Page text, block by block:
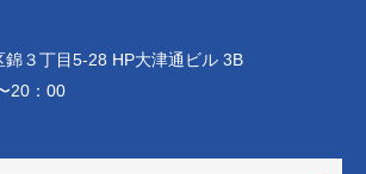
３丁目5-28 HP大津通ビル 3B
20：00